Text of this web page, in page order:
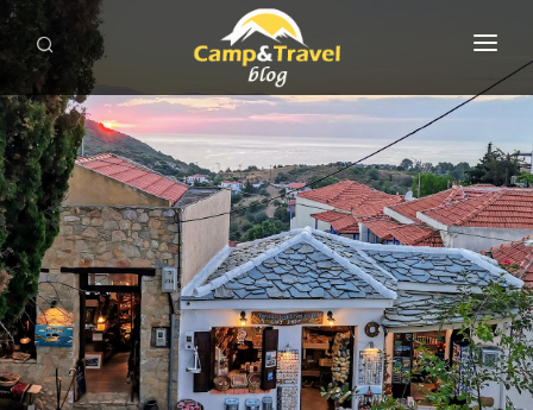
ANASAYFA
GEZİLECEK YERLER
ROTALAR
KAMP ALANLARI
HARİTA
MAĞAZA